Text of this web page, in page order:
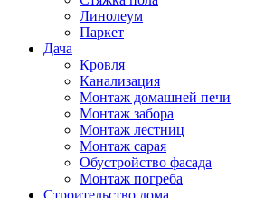
Линолеум
Паркет
Дача
Кровля
Канализация
Монтаж домашней печи
Монтаж забора
Монтаж лестниц
Монтаж сарая
Обустройство фасада
Монтаж погреба
Строительство дома